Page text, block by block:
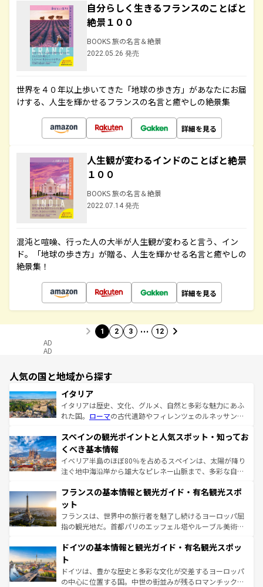
自分らしく生きるフランスのことばと
絶景１００
BOOKS 旅の名言＆絶景
2022.05.26 発売
世界を４０年以上歩いてきた「地球の歩き方」があなたにお届
けする、人生を輝かせるフランスの名言と癒やしの絶景集
詳細を見る
人生観が変わるインドのことばと絶景
１００
BOOKS 旅の名言＆絶景
2022.07.14 発売
混沌と喧噪、行った人の大半が人生観が変わると言う、イン
ド。「地球の歩き方」が贈る、人生を輝かせる名言と癒やしの
絶景集！
詳細を見る
1 2 3 … 12
AD
AD
人気の国と地域から探す
イタリア
イタリアは歴史、文化、グルメ、自然と多彩な魅力にあふ
れた国。 ローマの古代遺跡やフィレンツェのルネッサンス
ろん、トスカーナの美しい田園風景やアマルフィ海岸の絶
景など、自然景観も見逃せない。観光の合間には、本場の
ピザやパスタなど、絶品のイタリア料理を堪能することも
できる。朝目覚めてから夜眠るまで、すべての瞬間を楽し
なお、新着のイタリア情報はコンテンツ一覧を参照してほ
しい。
スペインの観光ポイントと人気スポット・知ってお
くべき基本情報
イベリア半島のほぼ80％を占めるスペインは、太陽が降り
注ぐ地中海沿岸から雄大なピレネー山脈まで、多彩な自然
文化が根付くこの国では、情熱的なフラメンコ、熱気あふ
れる闘牛、そして美味しいタパスが生活の一部となってい
る。首都マドリードの洗練された雰囲気や、バルセロナの
アートに溢れた街角から、地方では古代ローマ遺跡や中世
せる。地方によって風土や気候が異なるスペインはその個
ンテンツ一覧 を参照してほしい。
フランスの基本情報と観光ガイド・有名観光スポ
ット
フランスは、世界中の旅行者を魅了し続けるヨーロッパ屈
指の観光地だ。首都パリのエッフェル塔やルーブル美術館
で、幅広い魅力が詰まっている。華麗な宮殿、歴史的な大
聖堂、美しいビーチ、そして豊かな自然が、訪れる者を心
から魅了する。また、フランスは美食の国としても知ら
れ、フランス料理はユネスコ無形文化遺産にも登録されて
ドイツの基本情報と観光ガイド・有名観光スポッ
ト
ドイツは、豊かな歴史と多彩な文化が交差するヨーロッパ
の中心に位置する国。中世の街並みが残るロマンチック街